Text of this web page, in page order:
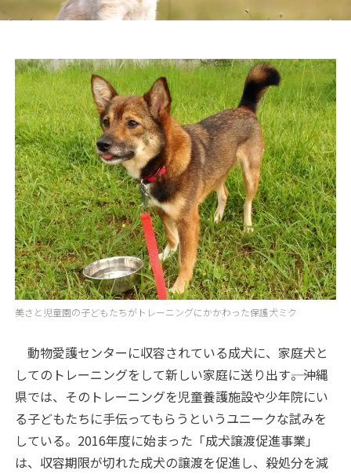
美さと児童園の子どもたちがトレーニングにかかわった保護犬ミク
動物愛護センターに収容されている成犬に、家庭犬と
してのトレーニングをして新しい家庭に送り出す――。沖縄
県では、そのトレーニングを児童養護施設や少年院にい
る子どもたちに手伝ってもらうというユニークな試みを
している。2016年度に始まった「成犬譲渡促進事業」
は、収容期限が切れた成犬の譲渡を促進し、殺処分を減